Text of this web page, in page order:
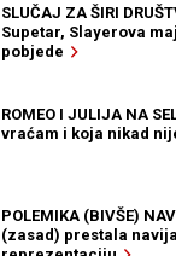
SLUČAJ ZA ŠIRI
Supetar, Slayerova
pobjede
ROMEO I JULIJA NA
vraćam i koja nikad
POLEMIKA (BIVŠE)
(zasad) prestala